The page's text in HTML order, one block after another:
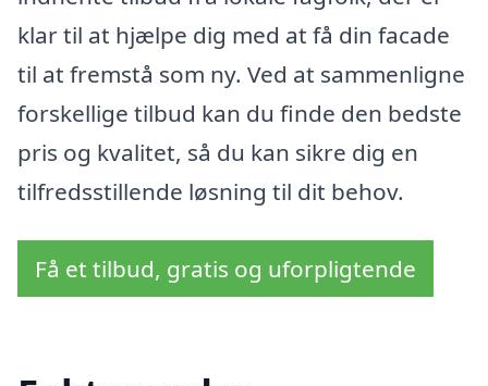
klar til at hjælpe dig med at få din facade
til at fremstå som ny. Ved at sammenligne
forskellige tilbud kan du finde den bedste
pris og kvalitet, så du kan sikre dig en
tilfredsstillende løsning til dit behov.
Få et tilbud, gratis og uforpligtende